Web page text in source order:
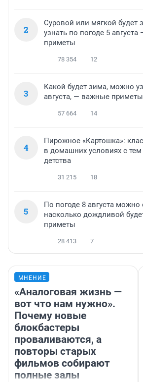
2
Суровой или мягкой будет
узнать по погоде 5
приметы
78 354 12
3
Какой будет зима, можно
августа, — важные приметы
57 664 14
4
Пирожное «Картошка»:
в домашних условиях с
детства
31 215 18
5
По погоде 8 августа можно
насколько дождливой
приметы
28 413 7
МНЕНИЕ
«Аналоговая жизнь —
вот что нам нужно».
Почему новые
блокбастеры
проваливаются, а
повторы старых
фильмов собирают
полные залы